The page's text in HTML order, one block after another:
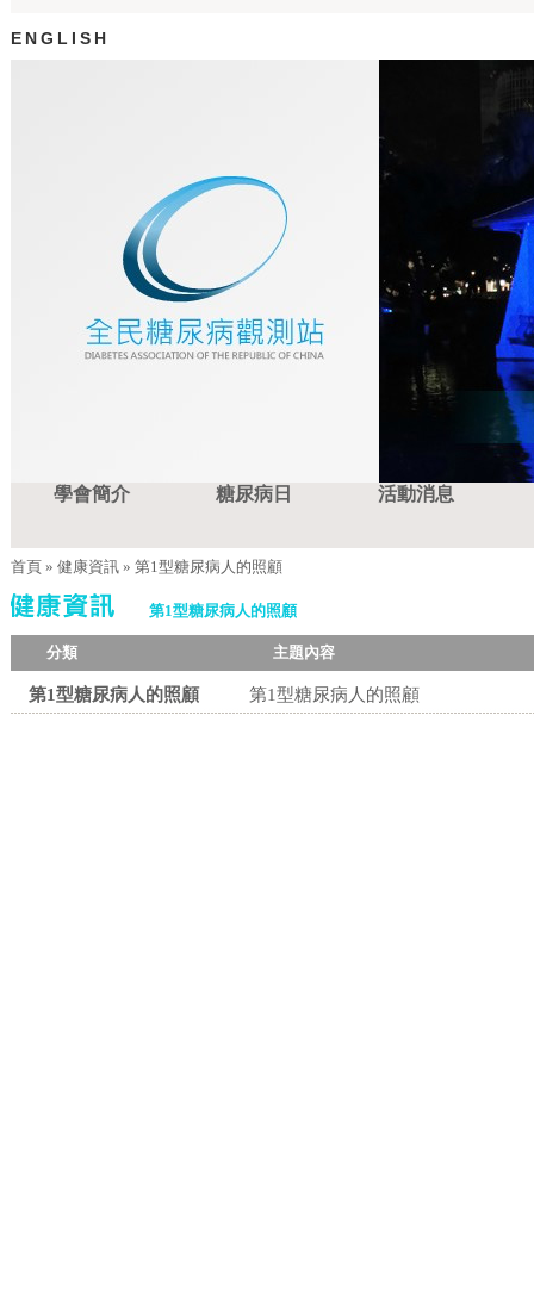
ENGLISH
學會簡介 糖尿病日 活動消息
首頁» 健康資訊 » 第1型糖尿病人的照顧
第1型糖尿病人的照顧
分類 主題內容
第1型糖尿病人的照顧 第1型糖尿病人的照顧